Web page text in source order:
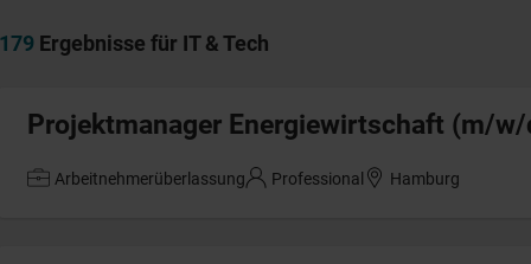
179 Ergebnisse für IT & Tech
Projektmanager Energiewirtschaft (m/
Arbeitnehmerüberlassung Professional Hamburg